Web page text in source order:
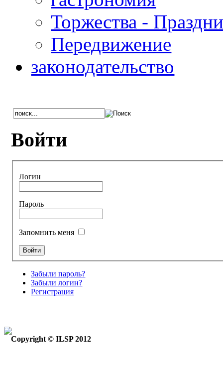
Торжества -
Передвижение
законодательство
Войти
Логин
Пароль
Запомнить меня
Забыли пароль?
Забыли логин?
Регистрация
Copyright © ILSP 2012